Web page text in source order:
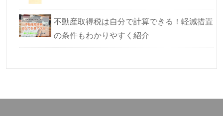
不動産取得税は自分で計算できる！軽減措置
の条件もわかりやすく紹介